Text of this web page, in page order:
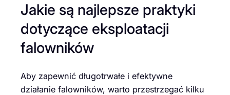
Jakie są najlepsze praktyki
dotyczące eksploatacji
falowników
Aby zapewnić długotrwałe i efektywne
działanie falowników, warto przestrzegać kilku